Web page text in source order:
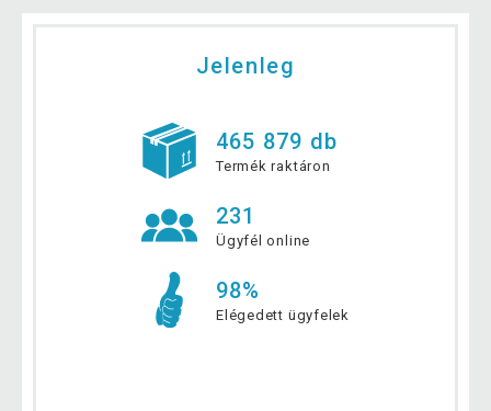
Jelenleg
465 879 db
Termék raktáron
231
Ügyfél online
98%
Elégedett ügyfelek